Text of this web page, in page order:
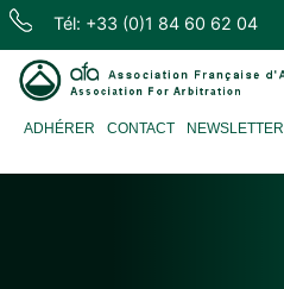
Skip
content
Tél: +33 (0)1 84 60 62 04
d'Arbitrage
ADHÉRER CONTACT NEWSLETTER